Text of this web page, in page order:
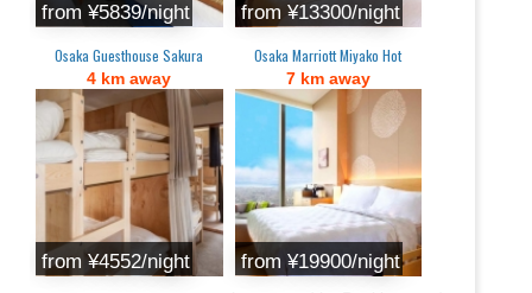
from ‎¥5839/night from ‎¥13300/night
Osaka Guesthouse Sakura
4 km away
from ¥4552/night
Osaka Marriott Miyako Hot
7 km away
from ¥19900/night